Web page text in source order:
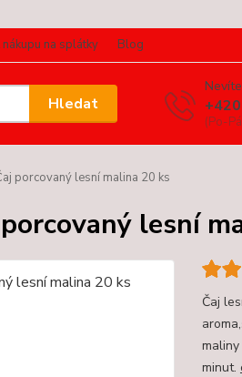
na splátky Blog
Hledat
(Po-
porcovaný lesní malina 20 ks
lesní
Čaj
minut.